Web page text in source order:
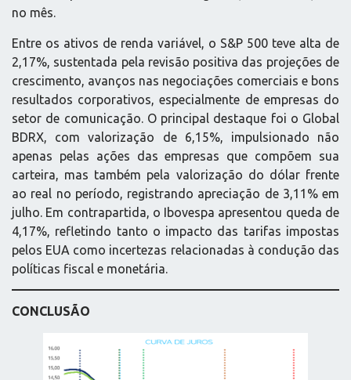
no mês.
Entre os ativos de renda variável, o S&P 500 teve alta de
2,17%, sustentada pela revisão positiva das projeções de
crescimento, avanços nas negociações comerciais e bons
resultados corporativos, especialmente de empresas do
setor de comunicação. O principal destaque foi o Global
BDRX, com valorização de 6,15%, impulsionado não
apenas pelas ações das empresas que compõem sua
carteira, mas também pela valorização do dólar frente
ao real no período, registrando apreciação de 3,11% em
julho. Em contrapartida, o Ibovespa apresentou queda de
4,17%, refletindo tanto o impacto das tarifas impostas
pelos EUA como incertezas relacionadas à condução das
políticas fiscal e monetária.
CONCLUSÃO